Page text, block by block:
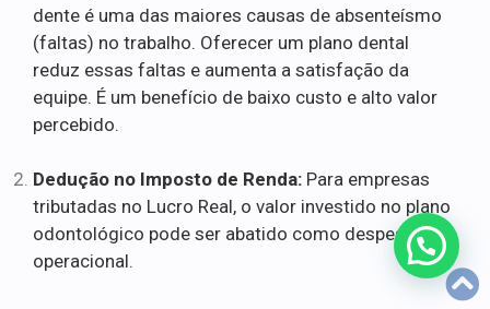
dente é uma das maiores causas de absenteísmo
(faltas) no trabalho. Oferecer um plano dental
reduz essas faltas e aumenta a satisfação da
equipe. É um benefício de baixo custo e alto valor
percebido.
Dedução no Imposto de Renda: Para empresas
tributadas no Lucro Real, o valor investido no plano
odontológico pode ser abatido como despesa
operacional.